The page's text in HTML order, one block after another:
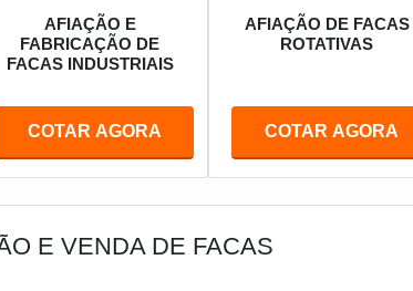
AFIAÇÃO E
FABRICAÇÃO DE
FACAS INDUSTRIAIS
COTAR AGORA
AFIAÇÃO DE FACAS
ROTATIVAS
COTAR AGORA
E VENDA DE FACAS